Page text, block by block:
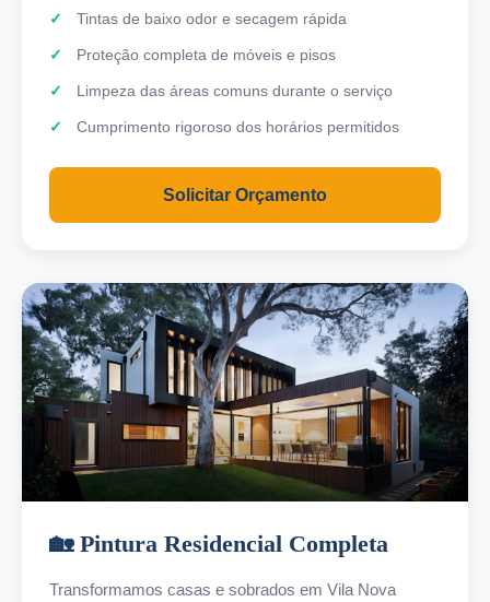
Tintas de baixo odor e secagem rápida
Proteção completa de móveis e pisos
Limpeza das áreas comuns durante o serviço
Cumprimento rigoroso dos horários permitidos
Solicitar Orçamento
🏡 Pintura Residencial Completa
Transformamos casas e sobrados em Vila Nova